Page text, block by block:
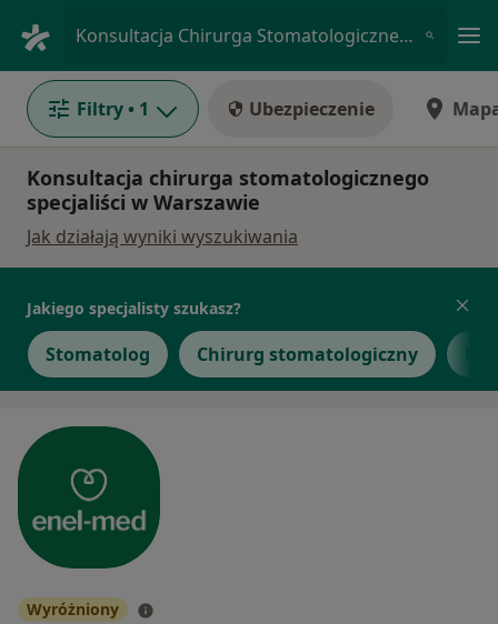
Konsultacja Chirurga Stomatologicznego • Warszawa, mazowieckie
Filtry • 1 Ubezpieczenie
Konsultacja chirurga stomatologicznego
specjaliści w Warszawie
Jak działają wyniki wyszukiwania
Jakiego specjalisty szukasz?
Stomatolog Chirurg stomatologiczny
Wyróżniony